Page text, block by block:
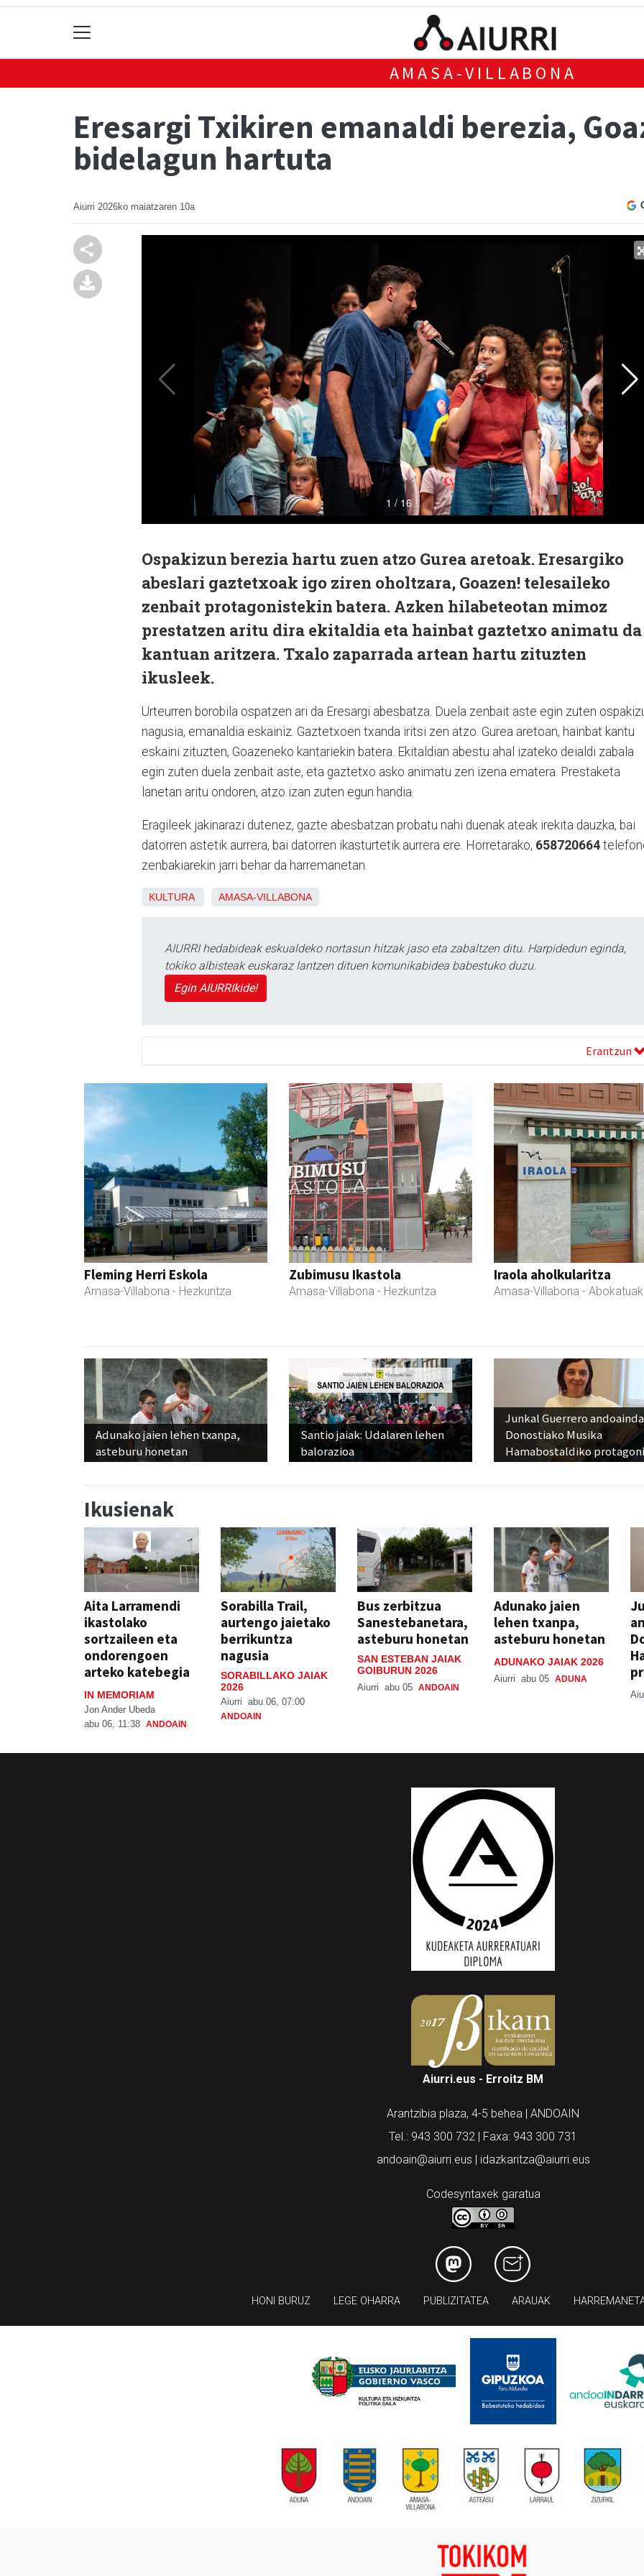
AMASA-VILLABONA
Eresargi Txikiren emanaldi berezia,
bidelagun hartuta
Aiurri 2026ko maiatzaren 10a
Ospakizun berezia hartu zuen atzo Gurea aretoak. Eresargiko
abeslari gaztetxoak igo ziren oholtzara, Goazen! telesaileko
zenbait protagonistekin batera. Azken hilabeteotan mimoz
prestatzen aritu dira ekitaldia eta hainbat gaztetxo animatu da
kantuan aritzera. Txalo zaparrada artean hartu zituzten
ikusleek.
Urteurren borobila ospatzen ari da Eresargi abesbatza. Duela zenbait aste egin zuten
nagusia, emanaldia eskainiz. Gaztetxoen txanda iritsi zen atzo. Gurea aretoan, hainbat kantu
eskaini zituzten, Goazeneko kantariekin batera. Ekitaldian abestu ahal izateko deialdi zabala
egin zuten duela zenbait aste, eta gaztetxo asko animatu zen izena ematera. Prestaketa
lanetan aritu ondoren, atzo izan zuten egun handia.
Eragileek jakinarazi dutenez, gazte abesbatzan probatu nahi duenak ateak irekita dauzka, bai
datorren astetik aurrera, bai datorren ikasturtetik aurrera ere. Horretarako, 658720664
zenbakiarekin jarri behar da harremanetan.
KULTURA AMASA-VILLABONA
AIURRI hedabideak eskualdeko nortasun hitzak jaso eta zabaltzen ditu. Harpidedun eginda,
tokiko albisteak euskaraz lantzen dituen komunikabidea babestuko duzu.
Egin AIURRIkide!
Erantzun
Fleming Herri Eskola
Amasa-Villabona - Hezkuntza
Zubimusu Ikastola
Amasa-Villabona - Hezkuntza
Iraola aholkularitza
Amasa-Villabona - Abokatuak
Adunako jaien lehen txanpa,
asteburu honetan
Santio jaiak: Udalaren lehen
balorazioa
Junkal Guerrero
Donostiako Musika
Hamabostaldiko
Ikusienak
Aita Larramendi
ikastolako
sortzaileen eta
ondorengoen
arteko katebegia
IN MEMORIAM
Jon Ander Ubeda
abu 06, 11:38 ANDOAIN
Sorabilla Trail,
aurtengo jaietako
berrikuntza
nagusia
SORABILLAKO JAIAK
2026
Aiurri abu 06, 07:00
ANDOAIN
Bus zerbitzua
Sanestebanetara,
asteburu honetan
SAN ESTEBAN JAIAK
GOIBURUN 2026
Aiurri abu 05 ANDOAIN
Adunako jaien
lehen txanpa,
asteburu honetan
ADUNAKO JAIAK 2026
Aiurri abu 05 ADUNA
Aiurri.eus - Erroitz BM
Arantzibia plaza, 4-5 behea | ANDOAIN
Tel.: 943 300 732 | Faxa: 943 300 731
andoain@aiurri.eus | idazkaritza@aiurri.eus
Codesyntaxek garatua
HONI BURUZ LEGE OHARRA PUBLIZITATEA ARAUAK